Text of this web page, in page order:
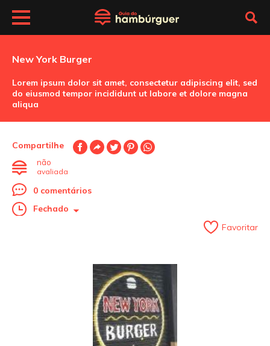
New York Burger
Lorem ipsum dolor sit amet, consectetur adipiscing elit, sed
do eiusmod tempor incididunt ut labore et dolore magna
aliqua
Compartilhe
não
avaliada
0 comentários
Fechado
Favoritar